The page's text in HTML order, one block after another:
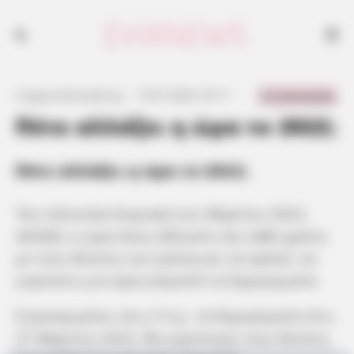
Πότε αλλάζει η ώρα το 2022;
Πότε αλλάζει η ώρα το 2022;